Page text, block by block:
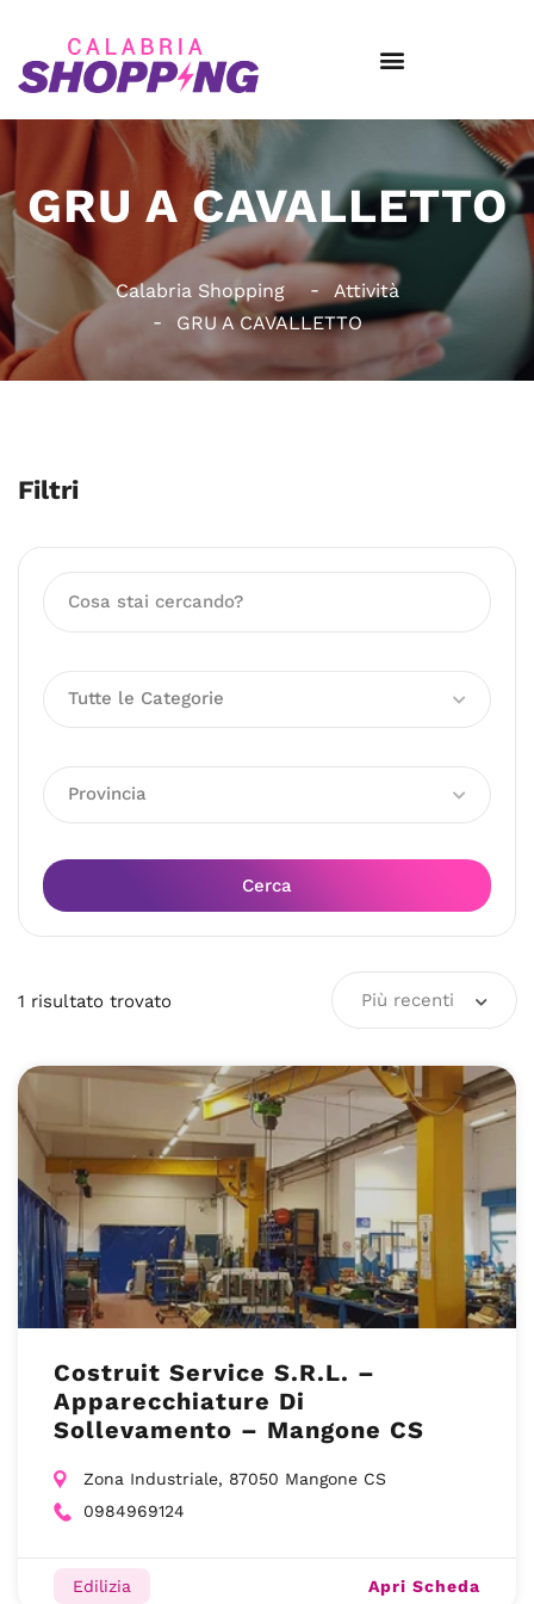
GRU A CAVALLETTO
Calabria Shopping
Attività
GRU A CAVALLETTO
Filtri
Tutte le Categorie
Provincia
Cerca
1 risultato trovato Più recenti
Costruit Service S.R.L. –
Apparecchiature Di
Sollevamento – Mangone CS
Zona Industriale, 87050 Mangone CS
0984969124
Edilizia Apri Scheda